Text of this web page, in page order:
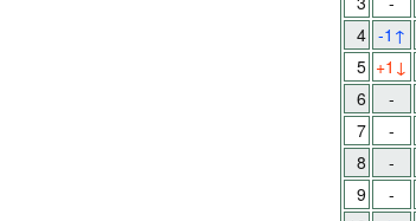
4 -1 ↑
5 +1 ↓
6
-
7
-
8
-
9
-